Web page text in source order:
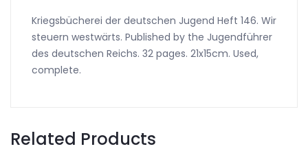
Kriegsbücherei der deutschen Jugend Heft 146. Wir
steuern westwärts. Published by the Jugendführer
des deutschen Reichs. 32 pages. 21x15cm. Used,
complete.
Related Products